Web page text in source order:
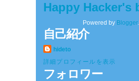
Happy Hacker's
Powered by Blogger.
自己紹介
hideto
詳細プロフィールを表示
フォロワー